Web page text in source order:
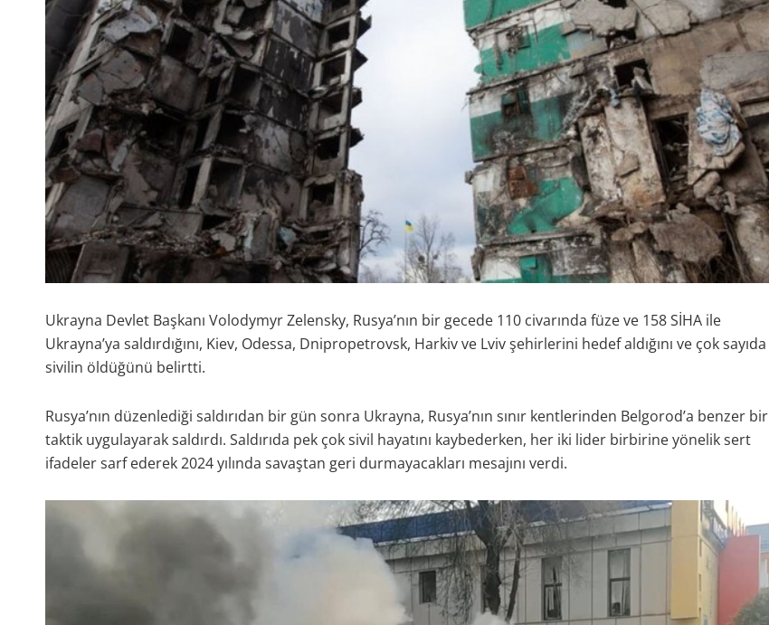
Ukrayna Devlet Başkanı Volodymyr Zelensky, Rusya’nın bir gecede 110 civarında füze ve 158 SİHA ile
Ukrayna’ya saldırdığını, Kiev, Odessa, Dnipropetrovsk, Harkiv ve Lviv şehirlerini hedef aldığını ve çok sayıda
sivilin öldüğünü belirtti.
Rusya’nın düzenlediği saldırıdan bir gün sonra Ukrayna, Rusya’nın sınır kentlerinden Belgorod’a benzer bir
taktik uygulayarak saldırdı. Saldırıda pek çok sivil hayatını kaybederken, her iki lider birbirine yönelik sert
ifadeler sarf ederek 2024 yılında savaştan geri durmayacakları mesajını verdi.